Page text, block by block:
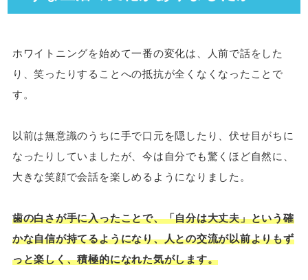
ホワイトニングを始めて一番の変化は、人前で話をした
り、笑ったりすることへの抵抗が全くなくなったことで
す。
以前は無意識のうちに手で口元を隠したり、伏せ目がちに
なったりしていましたが、今は自分でも驚くほど自然に、
大きな笑顔で会話を楽しめるようになりました。
歯の白さが手に入ったことで、「自分は大丈夫」という確
かな自信が持てるようになり、人との交流が以前よりもず
っと楽しく、積極的になれた気がします。